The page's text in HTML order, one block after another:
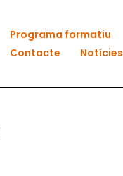
Programa formatiu
Contacte
Notícies